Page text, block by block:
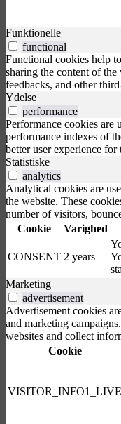
Funktionelle
functional
Functional cookies help
sharing the content of
feedbacks, and other
Ydelse
performance
Performance cookies are
performance indexes of
better user experience for
Statistiske
analytics
Analytical cookies are
the website. These
number of visitors,
Cookie
Varighed
CONSENT 2 years
Marketing
advertisement
Advertisement cookies
and marketing
websites and collect
Cookie
VISITOR_INFO1_LIVE